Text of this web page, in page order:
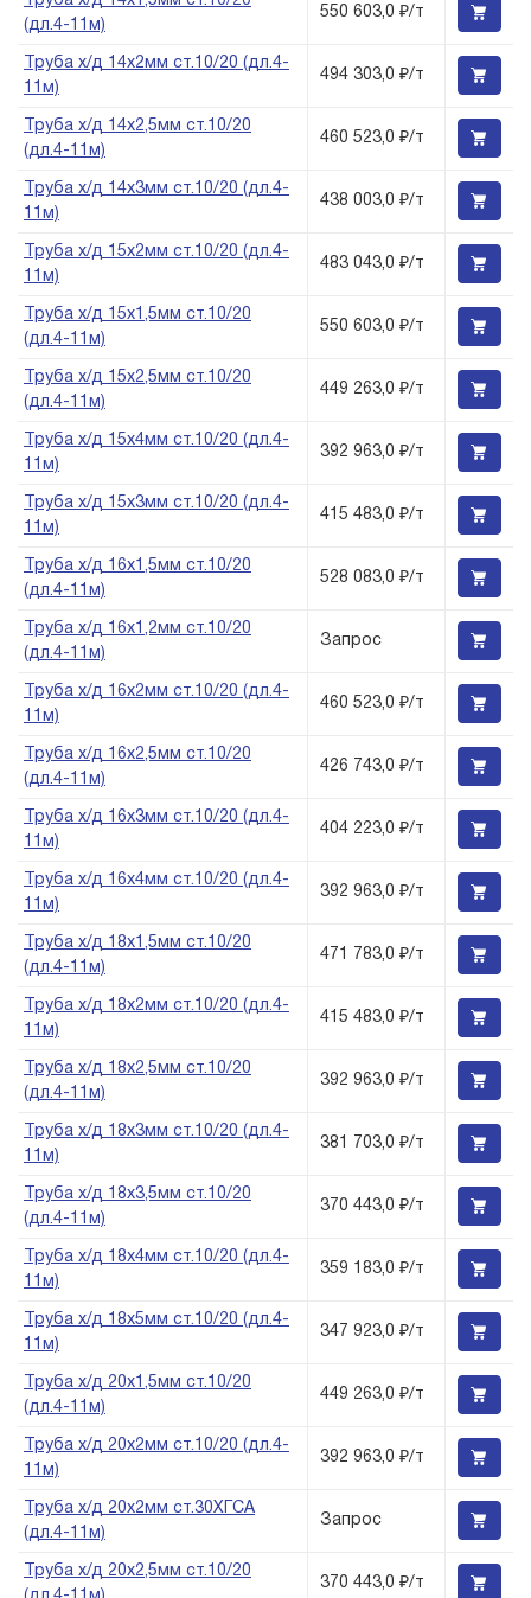
(дл.4-11м)
550 603,0 ₽/т
Труба х/д 14х2мм ст.10/20 (дл.4-
11м)
494 303,0 ₽/т
Труба х/д 14х2,5мм ст.10/20
(дл.4-11м)
460 523,0 ₽/т
Труба х/д 14х3мм ст.10/20 (дл.4-
11м)
438 003,0 ₽/т
Труба х/д 15х2мм ст.10/20 (дл.4-
11м)
483 043,0 ₽/т
Труба х/д 15х1,5мм ст.10/20
(дл.4-11м)
550 603,0 ₽/т
Труба х/д 15х2,5мм ст.10/20
(дл.4-11м)
449 263,0 ₽/т
Труба х/д 15х4мм ст.10/20 (дл.4-
11м)
392 963,0 ₽/т
Труба х/д 15х3мм ст.10/20 (дл.4-
11м)
415 483,0 ₽/т
Труба х/д 16х1,5мм ст.10/20
(дл.4-11м)
528 083,0 ₽/т
Труба х/д 16х1,2мм ст.10/20
(дл.4-11м)
Запрос
Труба х/д 16х2мм ст.10/20 (дл.4-
11м)
460 523,0 ₽/т
Труба х/д 16х2,5мм ст.10/20
(дл.4-11м)
426 743,0 ₽/т
Труба х/д 16х3мм ст.10/20 (дл.4-
11м)
404 223,0 ₽/т
Труба х/д 16х4мм ст.10/20 (дл.4-
11м)
392 963,0 ₽/т
Труба х/д 18х1,5мм ст.10/20
(дл.4-11м)
471 783,0 ₽/т
Труба х/д 18х2мм ст.10/20 (дл.4-
11м)
415 483,0 ₽/т
Труба х/д 18х2,5мм ст.10/20
(дл.4-11м)
392 963,0 ₽/т
Труба х/д 18х3мм ст.10/20 (дл.4-
11м)
381 703,0 ₽/т
Труба х/д 18х3,5мм ст.10/20
(дл.4-11м)
370 443,0 ₽/т
Труба х/д 18х4мм ст.10/20 (дл.4-
11м)
359 183,0 ₽/т
Труба х/д 18х5мм ст.10/20 (дл.4-
11м)
347 923,0 ₽/т
Труба х/д 20х1,5мм ст.10/20
(дл.4-11м)
449 263,0 ₽/т
Труба х/д 20х2мм ст.10/20 (дл.4-
11м)
392 963,0 ₽/т
Труба х/д 20х2мм ст.30ХГСА
(дл.4-11м)
Запрос
Труба х/д 20х2,5мм ст.10/20
370 443,0 ₽/т